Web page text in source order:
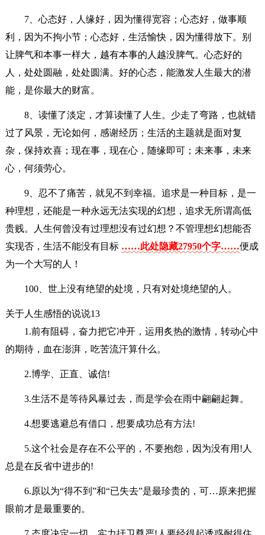
7、心态好，人缘好，因为懂得宽容；心态好，做事顺
利，因为不拘小节；心态好，生活愉快，因为懂得放下。别
让脾气和本事一样大，越有本事的人越没脾气。心态好的
人，处处圆融，处处圆满。好的心态，能激发人生最大的潜
能，是你最大的财富。
8、读懂了淡定，才算读懂了人生。少走了弯路，也就错
过了风景，无论如何，感谢经历；生活的主题就是面对复
杂，保持欢喜；现在事，现在心，随缘即可；未来事，未来
心，何须劳心。
9、忍不了痛苦，就见不到幸福。追求是一种目标，是一
种理想，还能是一种永远无法实现的幻想，追求无所谓高低
贵贱。人生何曾没有过理想没有过幻想？不管理想幻想能否
实现否，生活不能没有目标 ……此处隐藏27950个字……便成
为一个大写的人！
100、世上没有绝望的处境，只有对处境绝望的人。
关于人生感悟的说说13
1.前有阻碍，奋力把它冲开，运用炙热的激情，转动心中
的期待，血在澎湃，吃苦流汗算什么。
2.博学、正直、诚信!
3.生活不是等待风暴过去，而是学会在雨中翩翩起舞。
4.想要逃避总有借口，想要成功总有方法!
5.这个社会是存在不公平的，不要抱怨，因为没有用!人
总是在反省中进步的!
6.原以为“得不到”和“已失去”是最珍贵的，可…原来把握
眼前才是最重要的。